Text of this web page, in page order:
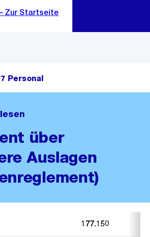
Breadcrumbs ein
Personal
über
Auslagen
177.150